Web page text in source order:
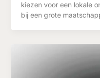
kiezen voor een lokale
bij een grote